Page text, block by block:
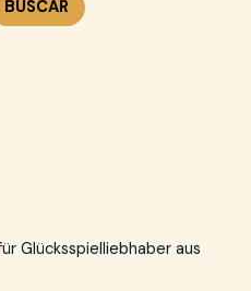
BUSCAR
Glücksspielliebhaber aus